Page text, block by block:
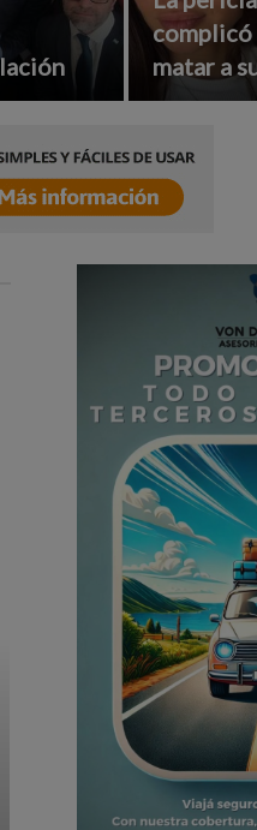
complicó
matar a